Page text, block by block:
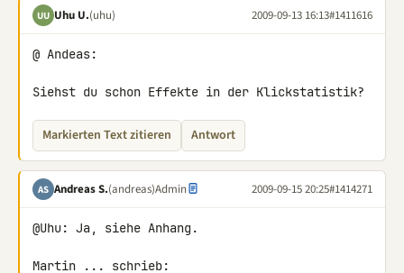
UU Uhu U.(uhu) 2009-09-13 16:13#1411616
@ Andeas:
Siehst du schon Effekte in der Klickstatistik?
Markierten Text zitieren Antwort
AS Andreas S.(andreas)Admin 2009-09-15 20:25#1414271
@Uhu: Ja, siehe Anhang.